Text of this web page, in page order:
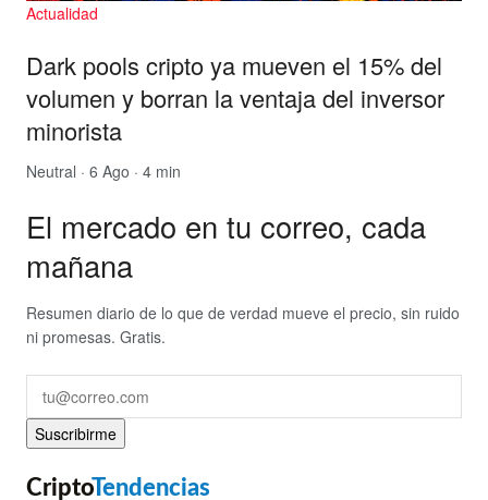
Actualidad
Dark pools cripto ya mueven el 15% del
volumen y borran la ventaja del inversor
minorista
Neutral · 6 Ago · 4 min
El mercado en tu correo, cada
mañana
Resumen diario de lo que de verdad mueve el precio, sin ruido
ni promesas. Gratis.
Suscribirme
CriptoTendencias